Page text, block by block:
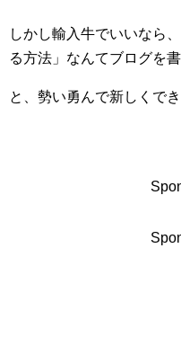
しかし輸入牛でいいなら
る方法」なんてブログを書
と、勢い勇んで新しくで